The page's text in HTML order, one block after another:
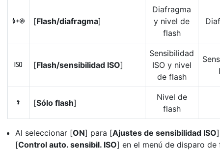
H [Flash/diafragma]
Diafragma
y nivel de
flash
9 [Flash/sensibilidad ISO]
Sensibilidad
ISO y nivel
de flash
I [Sólo flash]
Nivel de
flash
Al seleccionar [ON] para [Ajustes de sensibilidad ISO
[Control auto. sensibil. ISO] en el menú de disparo de